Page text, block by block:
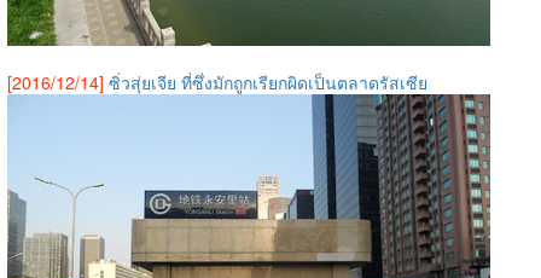
[2016/12/14] ซิ่วสุ่ยเจีย ที่ซึ่งมักถูกเรียกผิดเป็นตลาดรัสเซีย